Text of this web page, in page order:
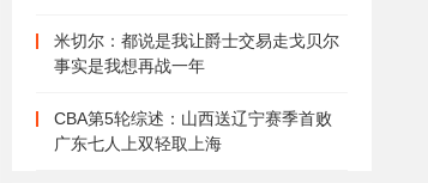
米切尔：都说是我让爵士交易走戈贝尔
事实是我想再战一年
CBA第5轮综述：山西送辽宁赛季首败
广东七人上双轻取上海